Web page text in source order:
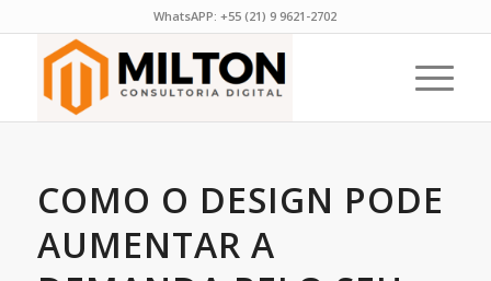
WhatsAPP:+55 (21) 9 9621-2702
COMO O DESIGN PODE
AUMENTAR A